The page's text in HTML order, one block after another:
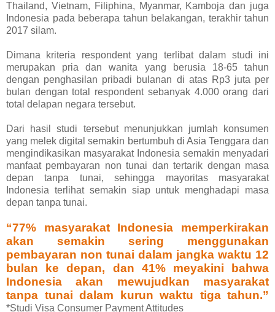
Thailand, Vietnam, Filiphina, Myanmar, Kamboja dan juga
Indonesia pada beberapa tahun belakangan, terakhir tahun
2017 silam.
Dimana kriteria respondent yang terlibat dalam studi ini
merupakan pria dan wanita yang berusia 18-65 tahun
dengan penghasilan pribadi bulanan di atas Rp3 juta per
bulan dengan total respondent sebanyak 4.000 orang dari
total delapan negara tersebut.
Dari hasil studi tersebut menunjukkan jumlah konsumen
yang melek digital semakin bertumbuh di Asia Tenggara dan
mengindikasikan masyarakat Indonesia semakin menyadari
manfaat pembayaran non tunai dan tertarik dengan masa
depan tanpa tunai, sehingga mayoritas masyarakat
Indonesia terlihat semakin siap untuk menghadapi masa
depan tanpa tunai.
“77% masyarakat Indonesia memperkirakan
akan semakin sering menggunakan
pembayaran non tunai dalam jangka waktu 12
bulan ke depan, dan 41% meyakini bahwa
Indonesia akan mewujudkan masyarakat
tanpa tunai dalam kurun waktu tiga tahun.”
*Studi Visa Consumer Payment Attitudes